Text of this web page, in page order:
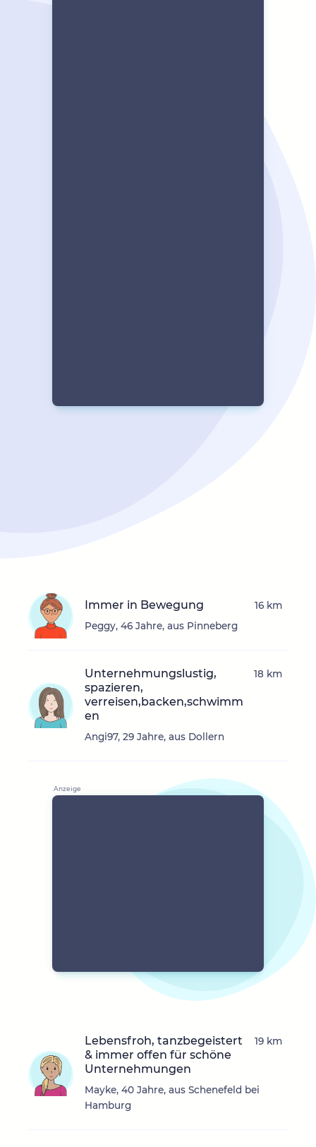
Immer in Bewegung
Peggy, 46 Jahre, aus Pinneberg
16 km
Unternehmungslustig,
spazieren,
verreisen,backen,schwimm
en
Angi97, 29 Jahre, aus Dollern
18 km
Lebensfroh, tanzbegeistert
& immer offen für schöne
Unternehmungen
Mayke, 40 Jahre, aus Schenefeld bei
Hamburg
19 km